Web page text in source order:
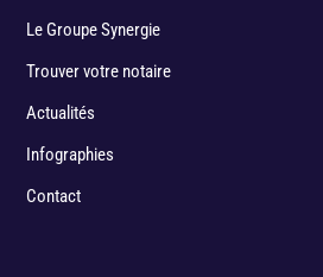
Le Groupe Synergie
Trouver votre notaire
Actualités
Infographies
Contact